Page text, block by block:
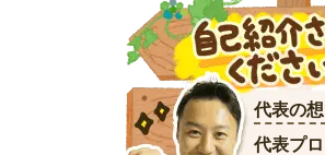
代表の
代表プ